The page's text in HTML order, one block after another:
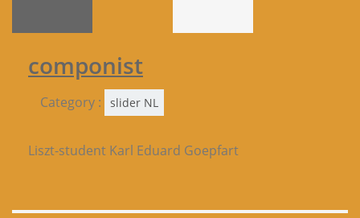
componist
Category : slider NL
Liszt-student Karl Eduard Goepfart